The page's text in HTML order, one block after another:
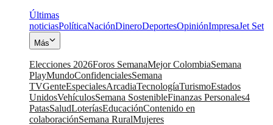
Últimas
noticiasPolíticaNaciónDineroDeportesOpiniónImpresaJet Set
Más
Elecciones 2026Foros SemanaMejor ColombiaSemana
PlayMundoConfidencialesSemana
TVGenteEspecialesArcadiaTecnologíaTurismoEstados
UnidosVehículosSemana SostenibleFinanzas Personales4
PatasSaludLoteríasEducaciónContenido en
colaboraciónSemana RuralMujeres